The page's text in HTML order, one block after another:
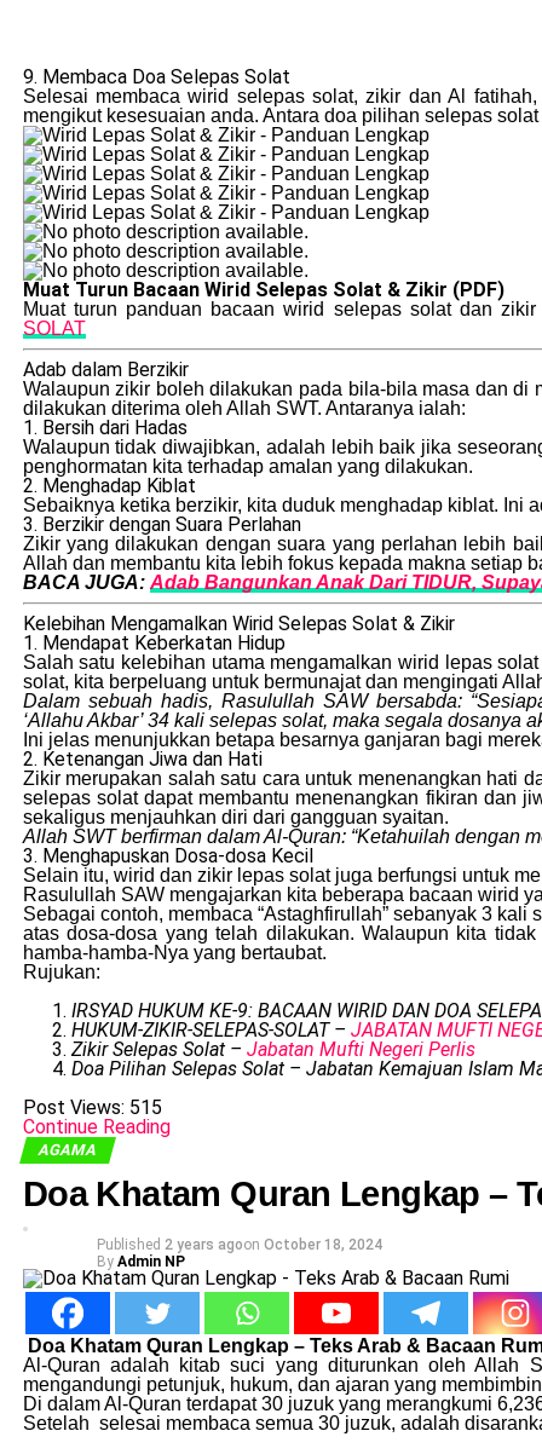
9. Membaca Doa Selepas Solat
Selesai membaca wirid selepas solat, zikir dan Al
mengikut kesesuaian anda. Antara doa pilihan selepas
Muat Turun Bacaan Wirid Selepas Solat & Zikir (PDF)
Muat turun panduan bacaan wirid selepas solat dan
SOLAT
Adab dalam Berzikir
Walaupun zikir boleh dilakukan pada bila-bila masa dan di
dilakukan diterima oleh Allah SWT. Antaranya ialah:
1. Bersih dari Hadas
Walaupun tidak diwajibkan, adalah lebih baik jika
penghormatan kita terhadap amalan yang dilakukan.
2. Menghadap Kiblat
Sebaiknya ketika berzikir, kita duduk menghadap kiblat. Ini
3. Berzikir dengan Suara Perlahan
Zikir yang dilakukan dengan suara yang perlahan lebih
Allah dan membantu kita lebih fokus kepada makna setiap
BACA JUGA: Adab Bangunkan Anak Dari TIDUR,
Kelebihan Mengamalkan Wirid Selepas Solat & Zikir
1. Mendapat Keberkatan Hidup
Salah satu kelebihan utama mengamalkan wirid lepas
solat, kita berpeluang untuk bermunajat dan mengingati
Dalam sebuah hadis, Rasulullah SAW bersabda:
‘Allahu Akbar’ 34 kali selepas solat, maka segala
Ini jelas menunjukkan betapa besarnya ganjaran bagi
2. Ketenangan Jiwa dan Hati
Zikir merupakan salah satu cara untuk menenangkan hati
selepas solat dapat membantu menenangkan fikiran dan
sekaligus menjauhkan diri dari gangguan syaitan.
Allah SWT berfirman dalam Al-Quran: “Ketahuilah dengan
3. Menghapuskan Dosa-dosa Kecil
Selain itu, wirid dan zikir lepas solat juga berfungsi untuk
Rasulullah SAW mengajarkan kita beberapa bacaan wirid
Sebagai contoh, membaca “Astaghfirullah” sebanyak 3
atas dosa-dosa yang telah dilakukan. Walaupun kita
hamba-hamba-Nya yang bertaubat.
Rujukan:
IRSYAD HUKUM KE-9: BACAAN WIRID DAN DOA
HUKUM-ZIKIR-SELEPAS-SOLAT – JABATAN MUFTI
Zikir Selepas Solat – Jabatan Mufti Negeri Perlis
Doa Pilihan Selepas Solat – Jabatan Kemajuan Islam
Post Views: 515
Continue Reading
AGAMA
Doa Khatam Quran Lengkap –
Published 2 years agoon October 18, 2024
By Admin NP
Doa Khatam Quran Lengkap – Teks Arab & Bacaan
Al-Quran adalah kitab suci yang diturunkan oleh Allah
mengandungi petunjuk, hukum, dan ajaran yang
Di dalam Al-Quran terdapat 30 juzuk yang merangkumi
Setelah selesai membaca semua 30 juzuk, adalah